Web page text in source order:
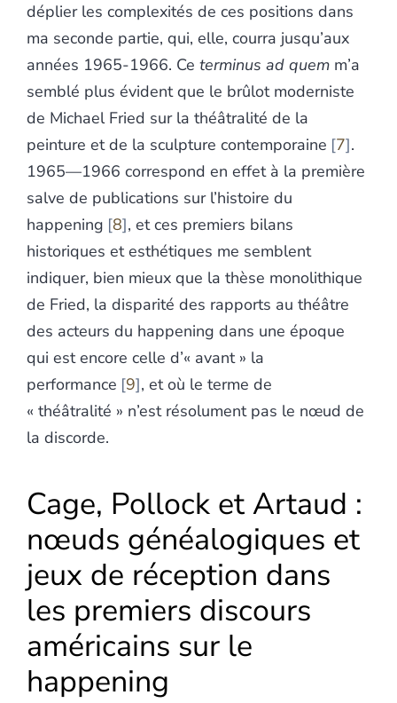
déplier les complexités de ces positions dans
ma seconde partie, qui, elle, courra jusqu’aux
années 1965-1966. Ce terminus ad quem m’a
semblé plus évident que le brûlot moderniste
de Michael Fried sur la théâtralité de la
peinture et de la sculpture contemporaine 7 .
1965—1966 correspond en effet à la première
salve de publications sur l’histoire du
happening 8 , et ces premiers bilans
historiques et esthétiques me semblent
indiquer, bien mieux que la thèse monolithique
de Fried, la disparité des rapports au théâtre
des acteurs du happening dans une époque
qui est encore celle d’« avant » la
performance 9 , et où le terme de
« théâtralité » n’est résolument pas le nœud de
la discorde.
Cage, Pollock et Artaud :
nœuds généalogiques et
jeux de réception dans
les premiers discours
américains sur le
happening